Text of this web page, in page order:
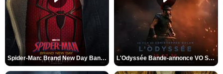
Spider-Man: Brand New Day Bande-annonce VO STFR L'Odyssée Bande-annonce VO STFR